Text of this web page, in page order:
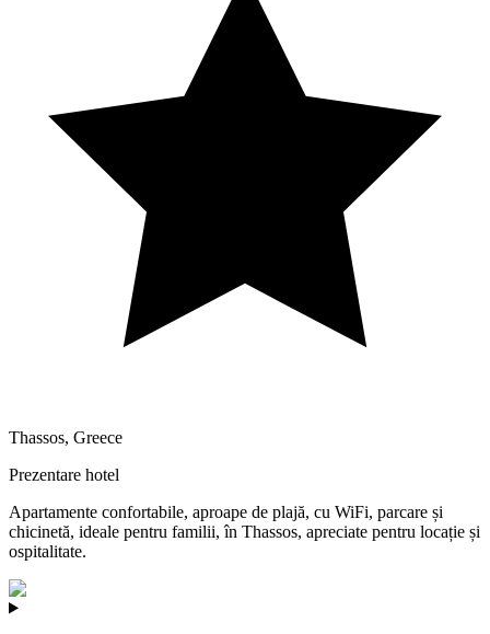
Thassos, Greece
Prezentare hotel
Apartamente confortabile, aproape de plajă, cu WiFi, parcare și
chicinetă, ideale pentru familii, în Thassos, apreciate pentru locație și
ospitalitate.